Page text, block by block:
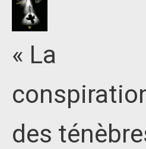
« La
des